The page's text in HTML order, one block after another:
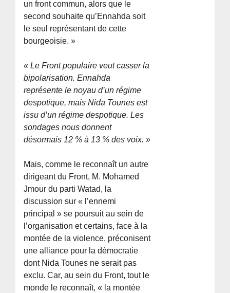
un front commun, alors que le
second souhaite qu’Ennahda soit
le seul représentant de cette
bourgeoisie. »
« Le Front populaire veut casser la
bipolarisation. Ennahda
représente le noyau d’un régime
despotique, mais Nida Tounes est
issu d’un régime despotique. Les
sondages nous donnent
désormais 12 % à 13 % des voix. »
Mais, comme le reconnaît un autre
dirigeant du Front, M. Mohamed
Jmour du parti Watad, la
discussion sur « l’ennemi
principal » se poursuit au sein de
l’organisation et certains, face à la
montée de la violence, préconisent
une alliance pour la démocratie
dont Nida Tounes ne serait pas
exclu. Car, au sein du Front, tout le
monde le reconnaît, « la montée